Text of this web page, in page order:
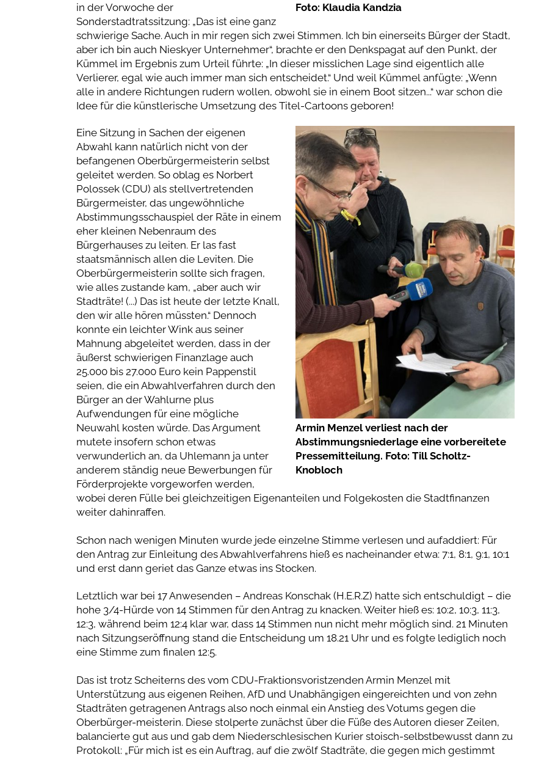
Foto: Klaudia Kandzia
in der Vorwoche der
Sonderstadtratssitzung: „Das ist eine ganz
schwierige Sache. Auch in mir regen sich zwei Stimmen. Ich bin einerseits Bürger der Stadt,
aber ich bin auch Nieskyer Unternehmer“, brachte er den Denkspagat auf den Punkt, der
Kümmel im Ergebnis zum Urteil führte: „In dieser misslichen Lage sind eigentlich alle
Verlierer, egal wie auch immer man sich entscheidet.“ Und weil Kümmel anfügte: „Wenn
alle in andere Richtungen rudern wollen, obwohl sie in einem Boot sitzen...“ war schon die
Idee für die künstlerische Umsetzung des Titel-Cartoons geboren!
Armin Menzel verliest nach der
Abstimmungsniederlage eine vorbereitete
Pressemitteilung. Foto: Till Scholtz-
Knobloch
Eine Sitzung in Sachen der eigenen
Abwahl kann natürlich nicht von der
befangenen Oberbürgermeisterin selbst
geleitet werden. So oblag es Norbert
Polossek (CDU) als stellvertretenden
Bürgermeister, das ungewöhnliche
Abstimmungsschauspiel der Räte in einem
eher kleinen Nebenraum des
Bürgerhauses zu leiten. Er las fast
staatsmännisch allen die Leviten. Die
Oberbürgermeisterin sollte sich fragen,
wie alles zustande kam, „aber auch wir
Stadträte! (...) Das ist heute der letzte Knall,
den wir alle hören müssten.“ Dennoch
konnte ein leichter Wink aus seiner
Mahnung abgeleitet werden, dass in der
äußerst schwierigen Finanzlage auch
25.000 bis 27.000 Euro kein Pappenstil
seien, die ein Abwahlverfahren durch den
Bürger an der Wahlurne plus
Aufwendungen für eine mögliche
Neuwahl kosten würde. Das Argument
mutete insofern schon etwas
verwunderlich an, da Uhlemann ja unter
anderem ständig neue Bewerbungen für
Förderprojekte vorgeworfen werden,
wobei deren Fülle bei gleichzeitigen Eigenanteilen und Folgekosten die Stadtfinanzen
weiter dahinraffen.
Schon nach wenigen Minuten wurde jede einzelne Stimme verlesen und aufaddiert: Für
den Antrag zur Einleitung des Abwahlverfahrens hieß es nacheinander etwa: 7:1, 8:1, 9:1, 10:1
und erst dann geriet das Ganze etwas ins Stocken.
Letztlich war bei 17 Anwesenden – Andreas Konschak (H.E.R.Z) hatte sich entschuldigt – die
hohe 3/4-Hürde von 14 Stimmen für den Antrag zu knacken. Weiter hieß es: 10:2, 10:3, 11:3,
12:3, während beim 12:4 klar war, dass 14 Stimmen nun nicht mehr möglich sind. 21 Minuten
nach Sitzungseröffnung stand die Entscheidung um 18.21 Uhr und es folgte lediglich noch
eine Stimme zum finalen 12:5.
Das ist trotz Scheiterns des vom CDU-Fraktionsvoristzenden Armin Menzel mit
Unterstützung aus eigenen Reihen, AfD und Unabhängigen eingereichten und von zehn
Stadträten getragenen Antrags also noch einmal ein Anstieg des Votums gegen die
Oberbürger-meisterin. Diese stolperte zunächst über die Füße des Autoren dieser Zeilen,
balancierte gut aus und gab dem Niederschlesischen Kurier stoisch-selbstbewusst dann zu
Protokoll: „Für mich ist es ein Auftrag, auf die zwölf Stadträte, die gegen mich gestimmt